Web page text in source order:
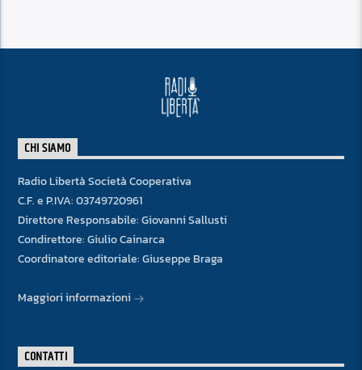
CHI SIAMO
Radio Libertà Società Cooperativa
C.F. e P.IVA: 03749720961
Direttore Responsabile: Giovanni Sallusti
Condirettore: Giulio Cainarca
Coordinatore editoriale: Giuseppe Braga
Maggiori informazioni
CONTATTI